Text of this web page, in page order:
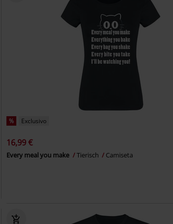
% Exclusivo
16,99 €
Every meal you make Tierisch Camiseta